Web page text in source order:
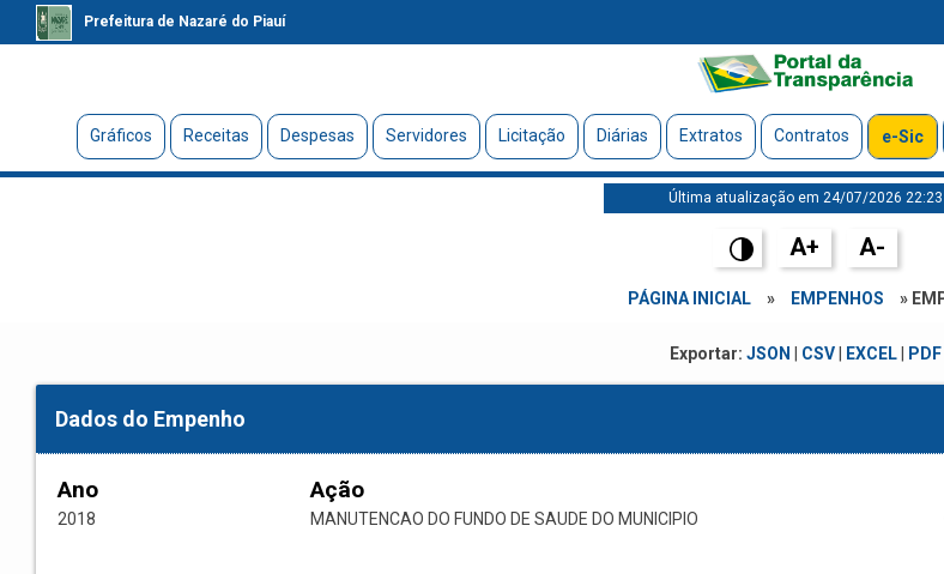
Prefeitura de Nazaré do Piauí
Gráficos Receitas Despesas Servidores Licitação Diárias Extratos Contratos e-Sic
Última atualização em 24/07/2026 22:23
A+ A-
PÁGINA INICIAL » EMPENHOS »
Exportar: JSON CSV| EXCEL| PDF
Dados do Empenho
Ano
2018
Ação
MANUTENCAO DO FUNDO DE SAUDE DO MUNICIPIO